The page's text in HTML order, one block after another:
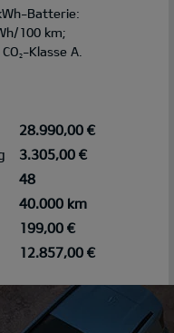
Batterie:
100 km;
2-Klasse A.
28.990,00 €
3.305,00 €
48
40.000 km
199,00 €
12.857,00 €